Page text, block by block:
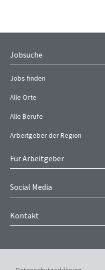
Jobsuche
Jobs finden
Alle Orte
Alle Berufe
Arbeitgeber der Region
Für Arbeitgeber
Social Media
Kontakt